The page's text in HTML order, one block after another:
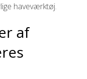
haveværktøj.
af